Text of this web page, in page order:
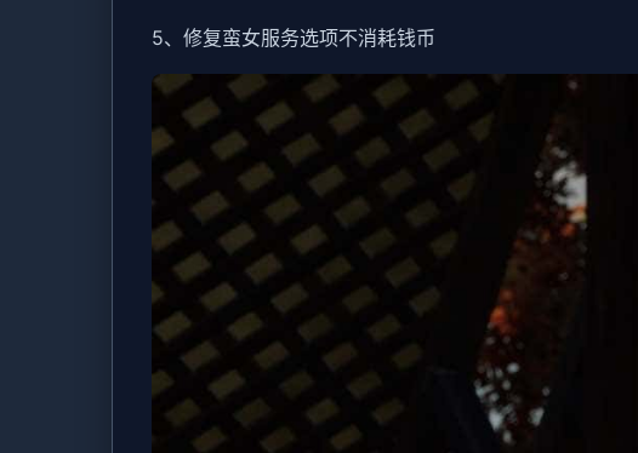
5、修复蛮女服务选项不消耗钱币